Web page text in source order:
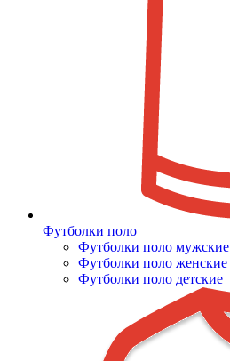
Футболки поло
Футболки поло мужские
Футболки поло женские
Футболки поло детские